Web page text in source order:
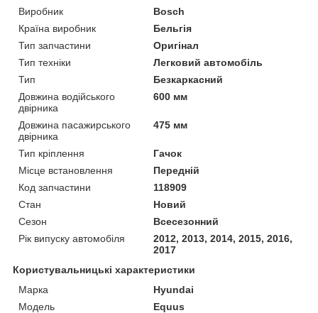
Виробник
Bosch
Країна виробник
Бельгія
Тип запчастини
Оригінал
Тип техніки
Легковий автомобіль
Тип
Безкаркасний
Довжина водійського
двірника
600 мм
Довжина пасажирського
двірника
475 мм
Тип кріплення
Гачок
Місце встановлення
Передній
Код запчастини
118909
Стан
Новий
Сезон
Всесезонний
Рік випуску автомобіля
2012, 2013, 2014, 2015, 2016,
2017
Користувальницькі характеристики
Марка
Hyundai
Модель
Equus